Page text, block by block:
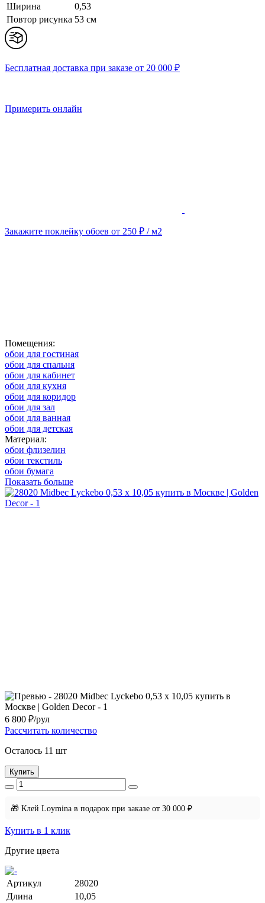
Ширина
0,53
Повтор рисунка 53 см
Бесплатная доставка при заказе от 20 000 ₽
Примерить онлайн
Закажите поклейку обоев от 250 ₽ / м2
Помещения:
обои для гостиная
обои для спальня
обои для кабинет
обои для кухня
обои для коридор
обои для зал
обои для ванная
обои для детская
Материал:
обои флизелин
обои текстиль
обои бумага
Показать больше
6 800 ₽/рул
Рассчитать количество
Осталось 11 шт
Купить
🎁 Клей Loymina в подарок при заказе от 30 000 ₽
Купить в 1 клик
Другие цвета
Артикул
28020
Длина
10,05